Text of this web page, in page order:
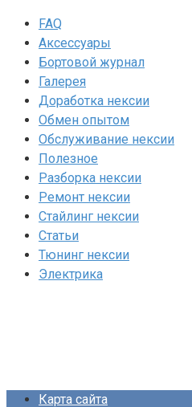
FAQ
Аксессуары
Бортовой журнал
Галерея
Доработка нексии
Обмен опытом
Обслуживание нексии
Полезное
Разборка нексии
Ремонт нексии
Стайлинг нексии
Статьи
Тюнинг нексии
Электрика
Карта сайта